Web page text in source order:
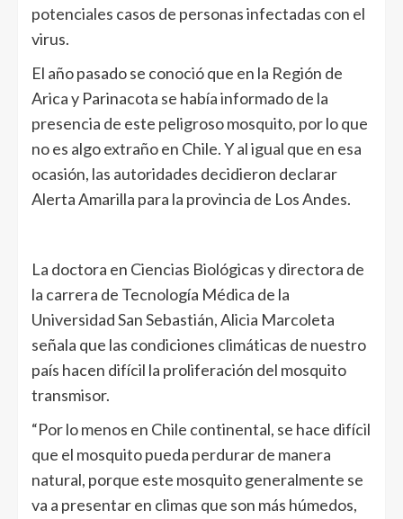
potenciales casos de personas infectadas con el
virus.
El año pasado se conoció que en la Región de
Arica y Parinacota se había informado de la
presencia de este peligroso mosquito, por lo que
no es algo extraño en Chile. Y al igual que en esa
ocasión, las autoridades decidieron declarar
Alerta Amarilla para la provincia de Los Andes.
La doctora en Ciencias Biológicas y directora de
la carrera de Tecnología Médica de la
Universidad San Sebastián, Alicia Marcoleta
señala que las condiciones climáticas de nuestro
país hacen difícil la proliferación del mosquito
transmisor.
“Por lo menos en Chile continental, se hace difícil
que el mosquito pueda perdurar de manera
natural, porque este mosquito generalmente se
va a presentar en climas que son más húmedos,